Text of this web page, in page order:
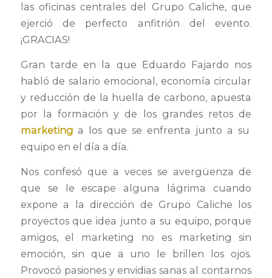
las oficinas centrales del Grupo Caliche, que
ejerció de perfecto anfitrión del evento.
¡GRACIAS!
Gran tarde en la que Eduardo Fajardo nos
habló de salario emocional, economía circular
y reducción de la huella de carbono, apuesta
por la formación y de los grandes retos de
marketing a los que se enfrenta junto a su
equipo en el día a día.
Nos confesó que a veces se avergüenza de
que se le escape alguna lágrima cuando
expone a la dirección de Grupo Caliche los
proyectos que idea junto a su equipo, porque
amigos, el marketing no es marketing sin
emoción, sin que a uno le brillen los ojos.
Provocó pasiones y envidias sanas al contarnos